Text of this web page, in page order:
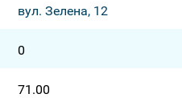
вул. Зелена, 12
0
71.00